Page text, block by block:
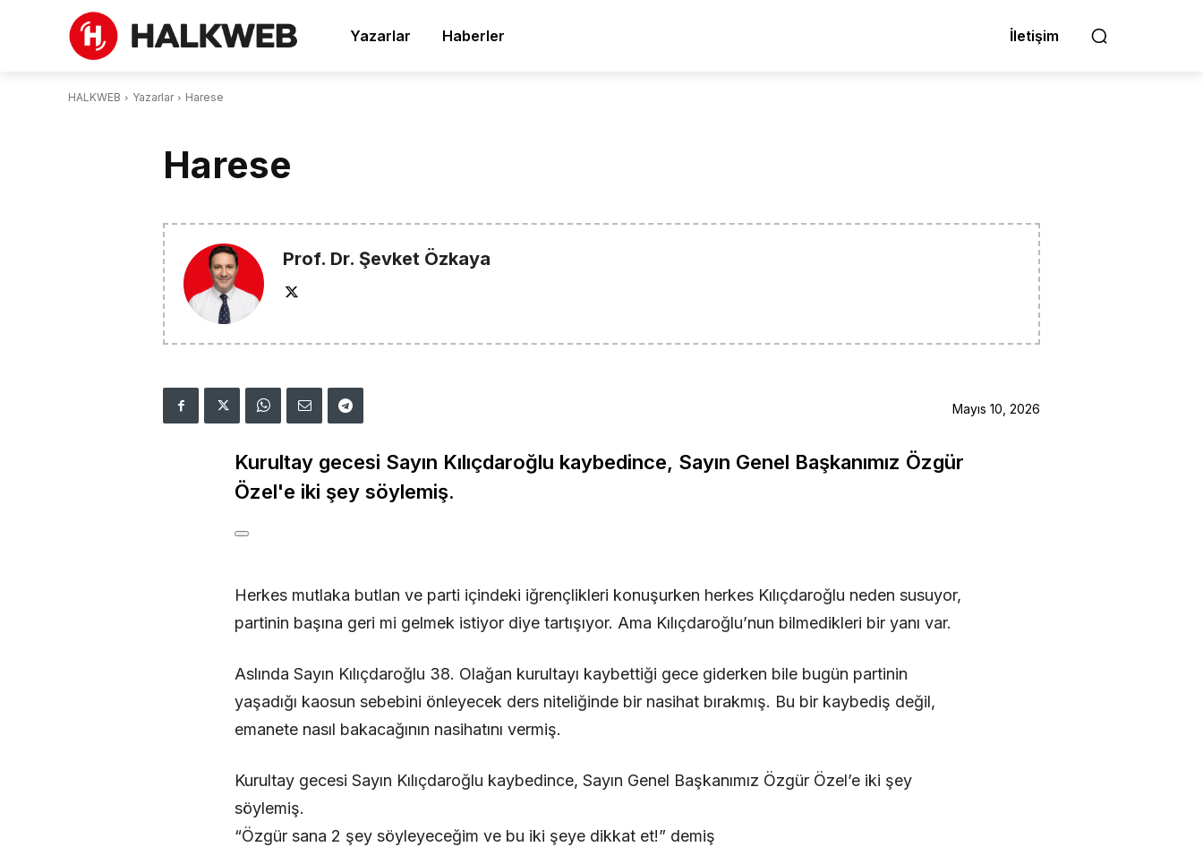
Yazarlar Haberler İletişim
HALKWEB Yazarlar Harese
Harese
Prof. Dr. Şevket Özkaya
Mayıs 10, 2026
Kurultay gecesi Sayın Kılıçdaroğlu kaybedince, Sayın Genel Başkanımız Özgür
Özel'e iki şey söylemiş.
Herkes mutlaka butlan ve parti içindeki iğrençlikleri konuşurken herkes Kılıçdaroğlu neden susuyor,
partinin başına geri mi gelmek istiyor diye tartışıyor. Ama Kılıçdaroğlu’nun bilmedikleri bir yanı var.
Aslında Sayın Kılıçdaroğlu 38. Olağan kurultayı kaybettiği gece giderken bile bugün partinin
yaşadığı kaosun sebebini önleyecek ders niteliğinde bir nasihat bırakmış. Bu bir kaybediş değil,
emanete nasıl bakacağının nasihatını vermiş.
Kurultay gecesi Sayın Kılıçdaroğlu kaybedince, Sayın Genel Başkanımız Özgür Özel’e iki şey
söylemiş.
“Özgür sana 2 şey söyleyeceğim ve bu iki şeye dikkat et!” demiş